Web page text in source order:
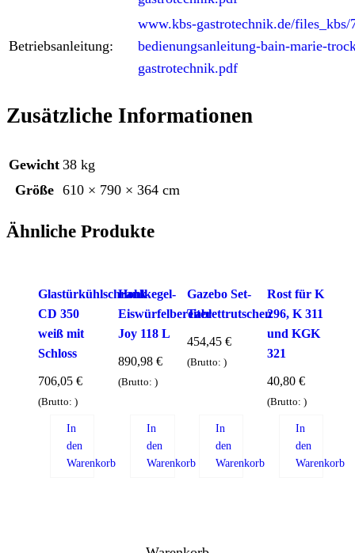
Betriebsanleitung:
www.kbs-gastrotechnik.de/files_kbs/
bedienungsanleitung-bain-marie-
gastrotechnik.pdf
Zusätzliche Informationen
Gewicht 38 kg
Größe 610 × 790 × 364 cm
Ähnliche Produkte
Glastürkühlschrank
CD 350
weiß mit
Schloss
706,05 €
(Brutto: )
In
den
Warenkorb
Hohlkegel-
Eiswürfelbereiter
Joy 118 L
890,98€
(Brutto:)
In
den
Warenkorb
Gazebo Set-
Tablettrutschen
454,45 €
(Brutto: )
In
den
Warenkorb
Rost für K
296, K 311
und KGK
321
40,80€
(Brutto:)
In
den
Warenkorb